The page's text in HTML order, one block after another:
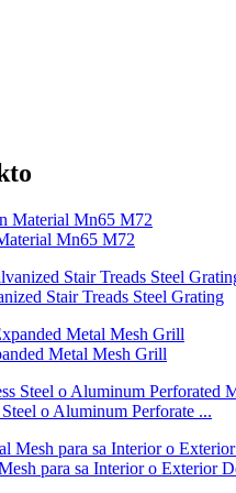
Mn65 M72
Stair Treads Steel Grating
Metal Mesh Grill
o Aluminum Perforate ...
para sa Interior o Exterior